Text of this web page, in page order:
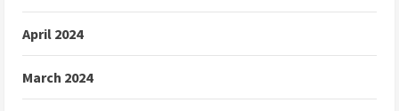
April 2024
March 2024